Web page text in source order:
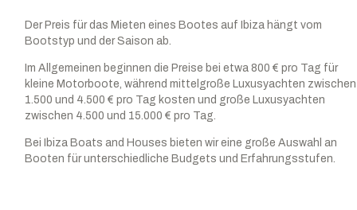
Der Preis für das Mieten eines Bootes auf Ibiza hängt vom
Bootstyp und der Saison ab.
Im Allgemeinen beginnen die Preise bei etwa 800 € pro Tag für
kleine Motorboote, während mittelgroße Luxusyachten zwischen
1.500 und 4.500 € pro Tag kosten und große Luxusyachten
zwischen 4.500 und 15.000 € pro Tag.
Bei Ibiza Boats and Houses bieten wir eine große Auswahl an
Booten für unterschiedliche Budgets und Erfahrungsstufen.